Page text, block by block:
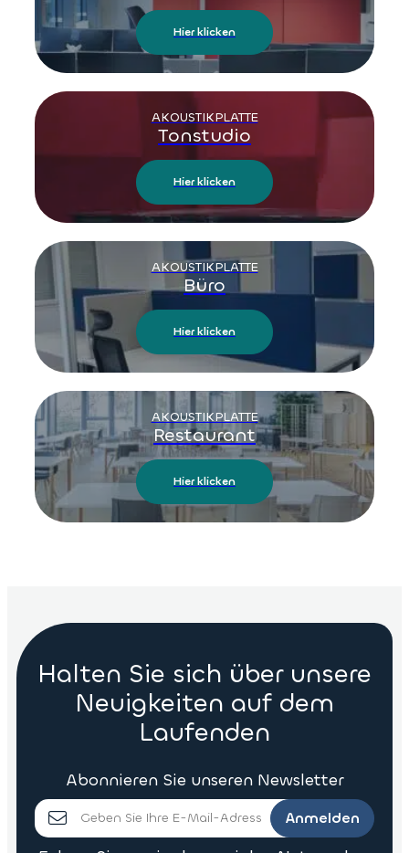
Hier klicken
AKOUSTIKPLATTE
Tonstudio
Hier klicken
AKOUSTIKPLATTE
Büro
Hier klicken
AKOUSTIKPLATTE
Restaurant
Hier klicken
Halten Sie sich über unsere
Neuigkeiten auf dem
Laufenden
Abonnieren Sie unseren Newsletter
Anmelden